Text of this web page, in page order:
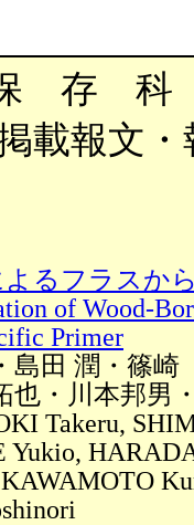
存 科
載報文
よるフラスか
of Wood-
Primer
島田 潤・篠崎
也・川本邦男
Takeru,
Yukio,